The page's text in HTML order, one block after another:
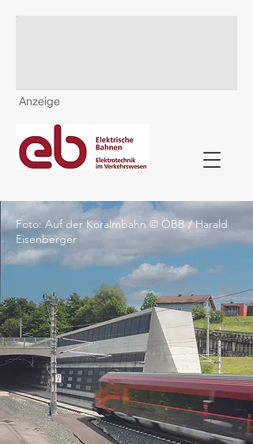
Anzeige
Foto: Auf der Koralmbahn © ÖBB / Harald
Eisenberger